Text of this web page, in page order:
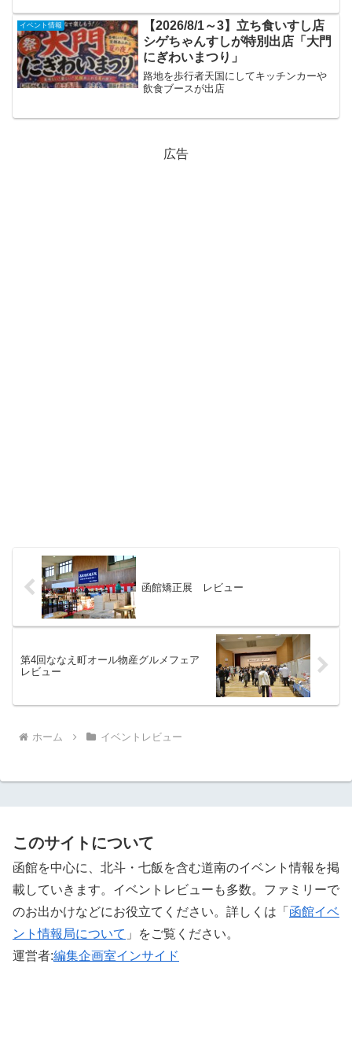
イベント情報
【2026/8/1～3】立ち食いすし店
シゲちゃんすしが特別出店「大門
にぎわいまつり」
路地を歩行者天国にしてキッチンカーや
飲食ブースが出店
広告
函館矯正展 レビュー
第4回ななえ町オール物産グルメフェア
レビュー
ホーム イベントレビュー
このサイトについて
函館を中心に、北斗・七飯を含む道南のイベント情報を掲
載していきます。イベントレビューも多数。ファミリーで
のお出かけなどにお役立てください。詳しくは「 函館イベ
ント情報局について 」をご覧ください。 ‎
運営者:編集企画室インサイド